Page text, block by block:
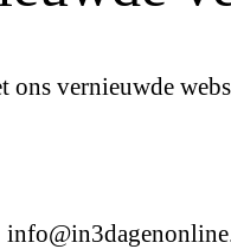
vernieuwde